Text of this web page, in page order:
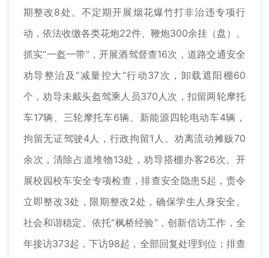
期整改8处。不定期开展烟花爆竹打非治违专项行
动，依法收缴各类花炮22件、鞭炮300余挂（盘）。
抓实“一盔一带”，开展酒驾督查16次，道路交通安全
劝导整治及“减量控大”行动37次，卸载遮阳棚60
个，劝导未戴头盔驾乘人员370人次，扣留两轮摩托
车17辆、三轮摩托车6辆、新能源四轮电动车4辆，
拘留无证驾驶4人，行政拘留1人。劝离流动摊贩70
余次，清除占道堆物13处，劝导搭棚办客26次。开
展校园校车安全专项检查，排查安全隐患5起，责令
立即整改3处，限期整改2处，确保学生人身安全。
社会和谐稳定。依托“枫桥经验”，创新信访工作，全
年接访373起，下访98起，全部回复处理到位；排查